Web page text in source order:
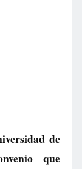
de
que